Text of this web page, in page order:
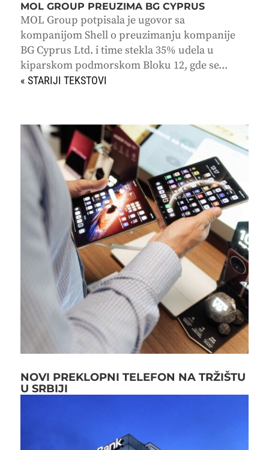
MOL GROUP PREUZIMA BG CYPRUS
MOL Group potpisala je ugovor sa
kompanijom Shell o preuzimanju kompanije
BG Cyprus Ltd. i time stekla 35% udela u
kiparskom podmorskom Bloku 12, gde se...
« STARIJI UNOSI
NOVI PREKLOPNI TELEFON NA TRŽIŠTU
U SRBIJI